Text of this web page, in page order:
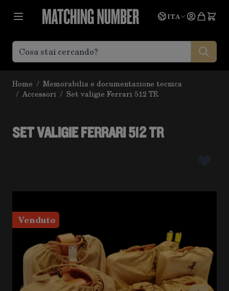
Lingua
ITA
Home / Memorabilia e documentazione tecnica
/ Accessori / Set valigie Ferrari 512 TR
SET VALIGIE FERRARI 512 TR
Venduto